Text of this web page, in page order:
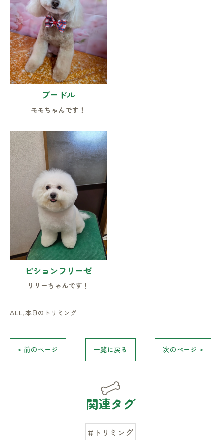
プードル
モモちゃんです！
ビションフリーゼ
リリーちゃんです！
ALL 本日のトリミング
< 前のページ 一覧に戻る 次のページ >
関連タグ
#トリミング